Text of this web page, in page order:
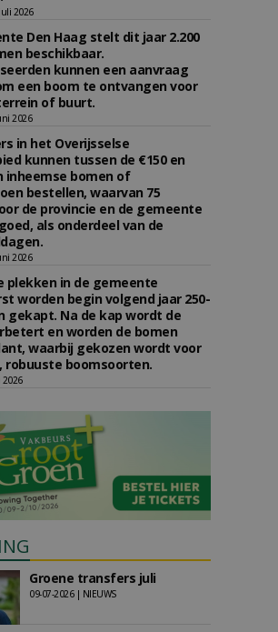
2026
Den Haag stelt dit jaar 2.200
beschikbaar.
kunnen een aanvraag
een boom te ontvangen voor
of buurt.
2026
in het Overijsselse
kunnen tussen de €150 en
inheemse bomen of
bestellen, waarvan 75
de provincie en de gemeente
als onderdeel van de
2026
plekken in de gemeente
worden begin volgend jaar 250-
gekapt. Na de kap wordt de
en worden de bomen
waarbij gekozen wordt voor
robuuste boomsoorten.
Groene transfers juli
09-07-2026 | NIEUWS